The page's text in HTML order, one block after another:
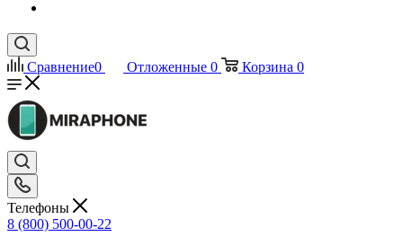
Сравнение0 Отложенные 0 Корзина 0
Телефоны
8 (800) 500-00-22